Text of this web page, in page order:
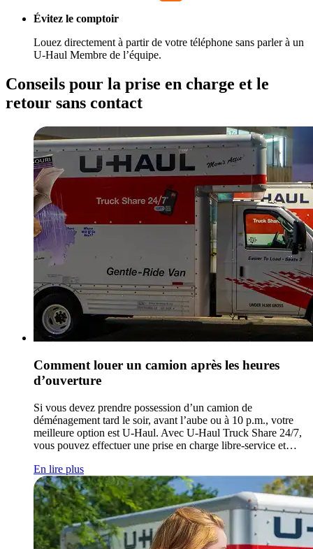
Évitez le comptoir
Louez directement à partir de votre téléphone sans parler à un
U-Haul Membre de l’équipe.
Conseils pour la prise en charge et le
retour sans contact
Comment louer un camion après les heures
d’ouverture
Si vous devez prendre possession d’un camion de
déménagement tard le soir, avant l’aube ou à 10 p.m., votre
meilleure option est U-Haul. Avec U-Haul Truck Share 24/7,
vous pouvez effectuer une prise en charge libre-service et…
En lire plus